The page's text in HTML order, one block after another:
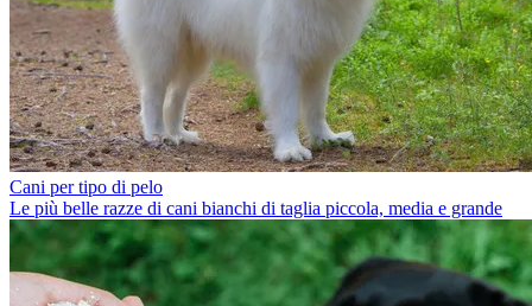
Cani per tipo di pelo
Le più belle razze di cani bianchi di taglia piccola, media e grande